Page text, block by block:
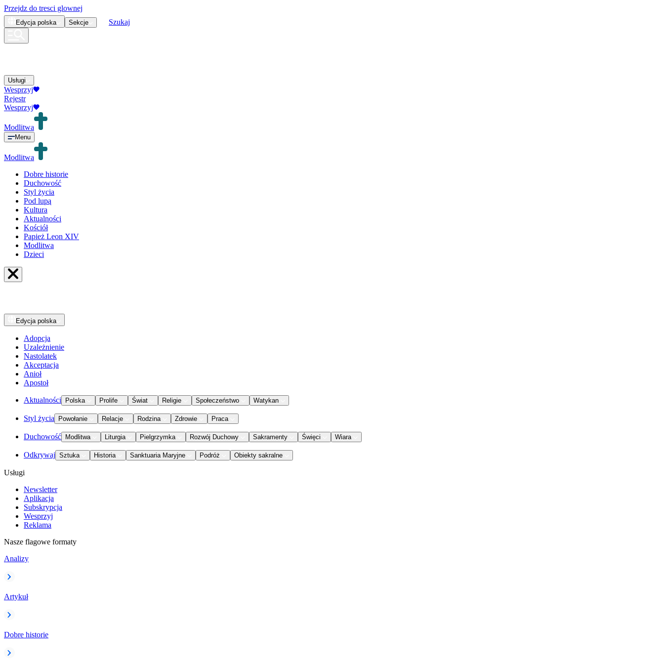
Przejdz do tresci glownej
Edycja polska Sekcje Szukaj
Usługi
Wesprzyj
Rejestr
Wesprzyj
Modlitwa
Menu
Modlitwa
Dobre historie
Duchowość
Styl życia
Pod lupą
Kultura
Aktualności
Kościół
Papież Leon XIV
Modlitwa
Dzieci
Edycja polska
Adopcja
Uzależnienie
Nastolatek
Akceptacja
Anioł
Apostoł
Aktualności Polska Prolife Świat Religie Społeczeństwo Watykan
Styl życia Powołanie Relacje Rodzina Zdrowie Praca
Duchowość Modlitwa Liturgia Pielgrzymka Rozwój Duchowy Sakramenty Święci Wiara
Odkrywaj Sztuka Historia Sanktuaria Maryjne Podróż Obiekty sakralne
Usługi
Newsletter
Aplikacja
Subskrypcja
Wesprzyj
Reklama
Nasze flagowe formaty
Analizy
Artykuł
Dobre historie